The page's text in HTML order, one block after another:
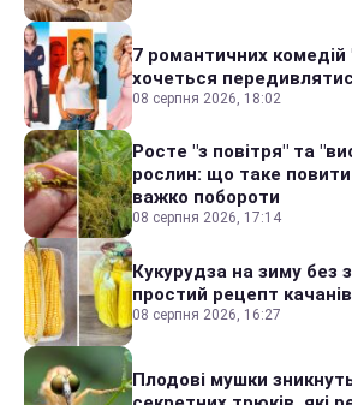
7 романтичних комедій
хочеться
08 серпня 2026, 18:02
Росте "з повітря" та
рослин: що таке
важко побороти
08 серпня 2026, 17:14
Кукурудза на зиму без
простий рецепт
08 серпня 2026, 16:27
Плодові мушки зникнуть